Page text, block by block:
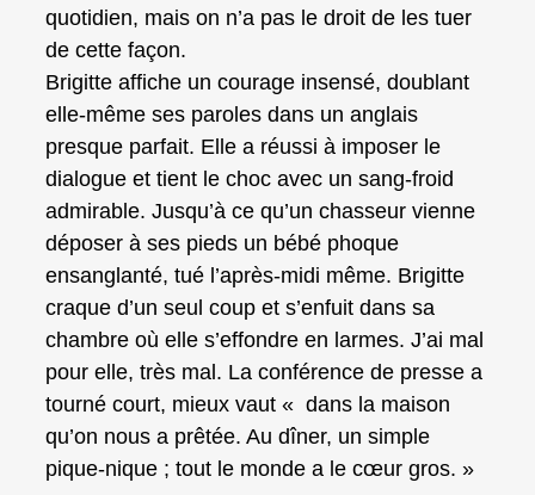
quotidien, mais on n’a pas le droit de les tuer
de cette façon.
Brigitte affiche un courage insensé, doublant
elle‑même ses paroles dans un anglais
presque parfait. Elle a réussi à imposer le
dialogue et tient le choc avec un sang‑froid
admirable. Jusqu’à ce qu’un chasseur vienne
déposer à ses pieds un bébé phoque
ensanglanté, tué l’après‑midi même. Brigitte
craque d’un seul coup et s’enfuit dans sa
chambre où elle s’effondre en larmes. J’ai mal
pour elle, très mal. La conférence de presse a
tourné court, mieux vaut « dans la maison
qu’on nous a prêtée. Au dîner, un simple
pique‑nique ; tout le monde a le cœur gros. »